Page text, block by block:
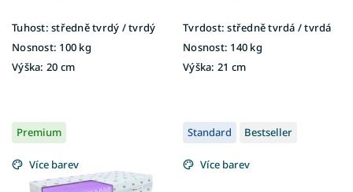
Tuhost: středně tvrdý / tvrdý
Nosnost: 100 kg
Výška: 20 cm
Tvrdost: středně tvrdá / tvrdá
Nosnost: 140 kg
Výška: 21 cm
Premium
Více barev
Standard Bestseller
Více barev